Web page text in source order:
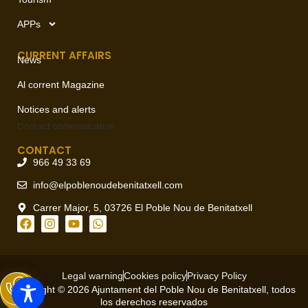
APPs
CURRENT AFFAIRS
News
Al corrent Magazine
Notices and alerts
Contact communication
CONTACT
966 49 33 69
info@elpoblenoudebenitatxell.com
Carrer Major, 5, 03726 El Poble Nou de Benitatxell
Legal warningCookies policyPrivacy Policy
Copyright © 2026 Ajuntament del Poble Nou de Benitatxell, todos
los derechos reservados